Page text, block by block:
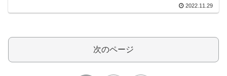
2022.11.29
次のページ